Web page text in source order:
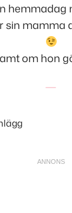
sin mamma
om hon